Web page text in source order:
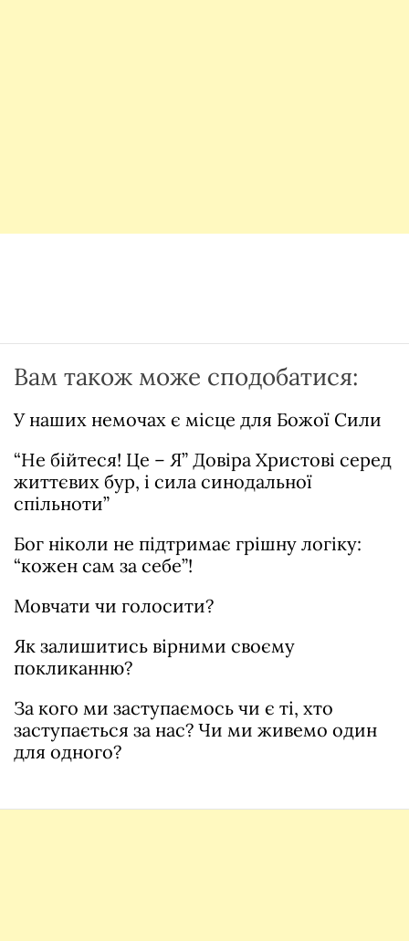
Вам також може сподобатися:
У наших немочах є місце для Божої Сили
“Не бійтеся! Це – Я” Довіра Христові серед
життєвих бур, і сила синодальної
спільноти”
Бог ніколи не підтримає грішну логіку:
“кожен сам за себе”!
Мовчати чи голосити?
Як залишитись вірними своєму
покликанню?
За кого ми заступаємось чи є ті, хто
заступається за нас? Чи ми живемо один
для одного?